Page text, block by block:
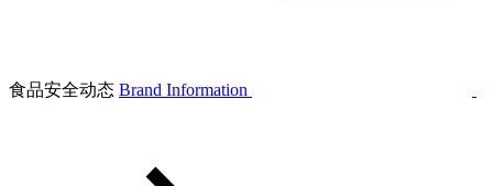
食品安全动态 Brand Information